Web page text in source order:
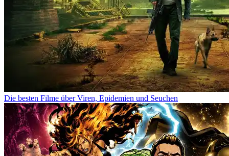
Die besten Filme über Viren, Epidemien und Seuchen